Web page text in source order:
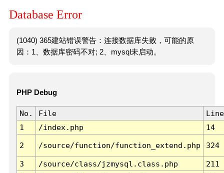
Database Error
(1040) 365建站错误警告：连接数据库失败，可能的原
因：1、数据库密码不对; 2、mysql未启动。
PHP Debug
No. File
Line
1
/index.php 14
2 /source/function/function_extend.php 324
3 /source/class/jzmysql.class.php
211